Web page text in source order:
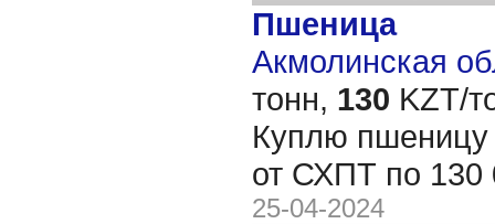
Пшеница
Акмолинская
тонн, 130 KZT/
Куплю пшеницу
от СХПТ по 130
25-04-2024